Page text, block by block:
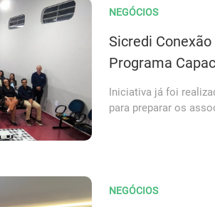
NEGÓCIOS
Sicredi
Programa
Iniciativa já foi
para preparar os
NEGÓCIOS